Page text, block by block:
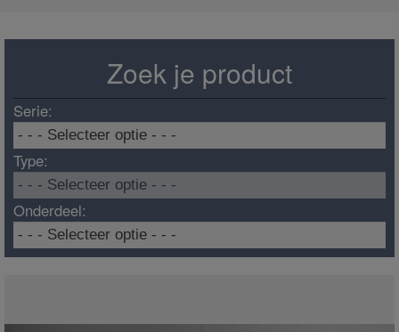
Zoek je product
Serie:
Type:
Onderdeel: